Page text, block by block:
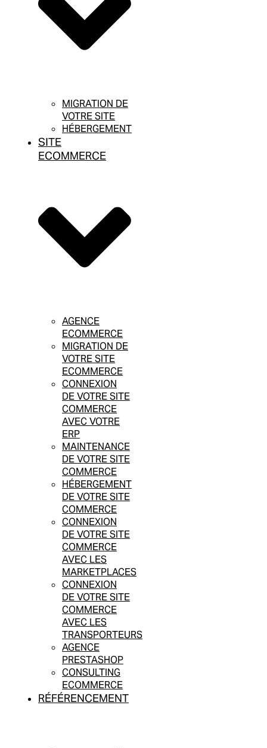
MIGRATION DE
VOTRE SITE
HÉBERGEMENT
SITE
ECOMMERCE
AGENCE
ECOMMERCE
MIGRATION DE
VOTRE SITE
ECOMMERCE
CONNEXION
DE VOTRE SITE
COMMERCE
AVEC VOTRE
ERP
MAINTENANCE
DE VOTRE SITE
COMMERCE
HÉBERGEMENT
DE VOTRE SITE
COMMERCE
CONNEXION
DE VOTRE SITE
COMMERCE
AVEC LES
MARKETPLACES
CONNEXION
DE VOTRE SITE
COMMERCE
AVEC LES
TRANSPORTEURS
AGENCE
PRESTASHOP
CONSULTING
ECOMMERCE
RÉFÉRENCEMENT